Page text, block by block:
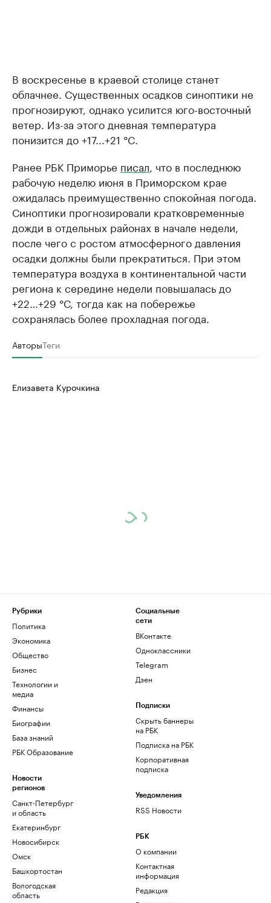
В воскресенье в краевой столице станет
облачнее. Существенных осадков синоптики не
прогнозируют, однако усилится юго-восточный
ветер. Из-за этого дневная температура
понизится до +17...+21 °C.
Ранее РБК Приморье писал , что в последнюю
рабочую неделю июня в Приморском крае
ожидалась преимущественно спокойная погода.
Синоптики прогнозировали кратковременные
дожди в отдельных районах в начале недели,
после чего с ростом атмосферного давления
осадки должны были прекратиться. При этом
температура воздуха в континентальной части
региона к середине недели повышалась до
+22…+29 °С, тогда как на побережье
сохранялась более прохладная погода.
АвторыТеги
Елизавета Курочкина
Рубрики
Политика
Экономика
Общество
Бизнес
Технологии и
медиа
Финансы
Биографии
База знаний
РБК Образование
Новости
регионов
Санкт-Петербург
и область
Екатеринбург
Новосибирск
Омск
Башкортостан
Вологодская
область
Социальные
сети
ВКонтакте
Одноклассники
Telegram
Дзен
Подписки
Скрыть баннеры
на РБК
Подписка на РБК
Корпоративная
подписка
Уведомления
RSS Новости
РБК
О компании
Контактная
информация
Редакция